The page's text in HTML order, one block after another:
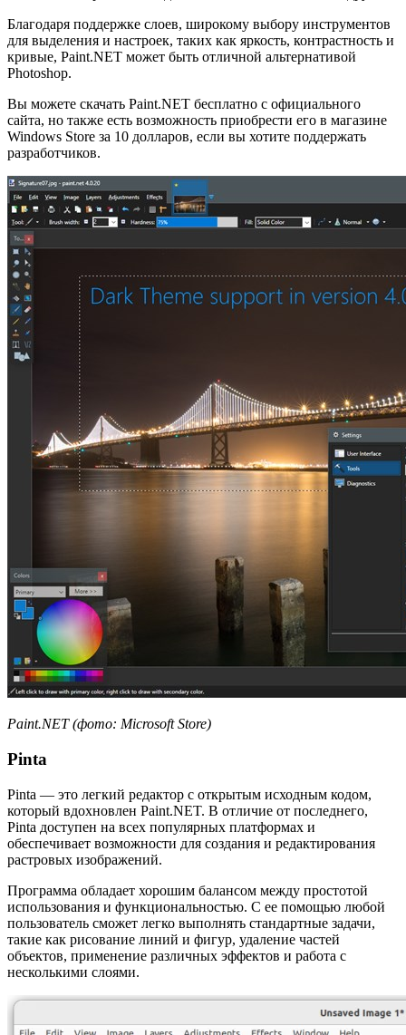
Благодаря поддержке слоев, широкому выбору инструментов
для выделения и настроек, таких как яркость, контрастность и
кривые, Paint.NET может быть отличной альтернативой
Photoshop.
Вы можете скачать Paint.NET бесплатно с официального
сайта, но также есть возможность приобрести его в магазине
Windows Store за 10 долларов, если вы хотите поддержать
разработчиков.
Paint.NET (фото: Microsoft Store)
Pinta
Pinta — это легкий редактор с открытым исходным кодом,
который вдохновлен Paint.NET. В отличие от последнего,
Pinta доступен на всех популярных платформах и
обеспечивает возможности для создания и редактирования
растровых изображений.
Программа обладает хорошим балансом между простотой
использования и функциональностью. С ее помощью любой
пользователь сможет легко выполнять стандартные задачи,
такие как рисование линий и фигур, удаление частей
объектов, применение различных эффектов и работа с
несколькими слоями.